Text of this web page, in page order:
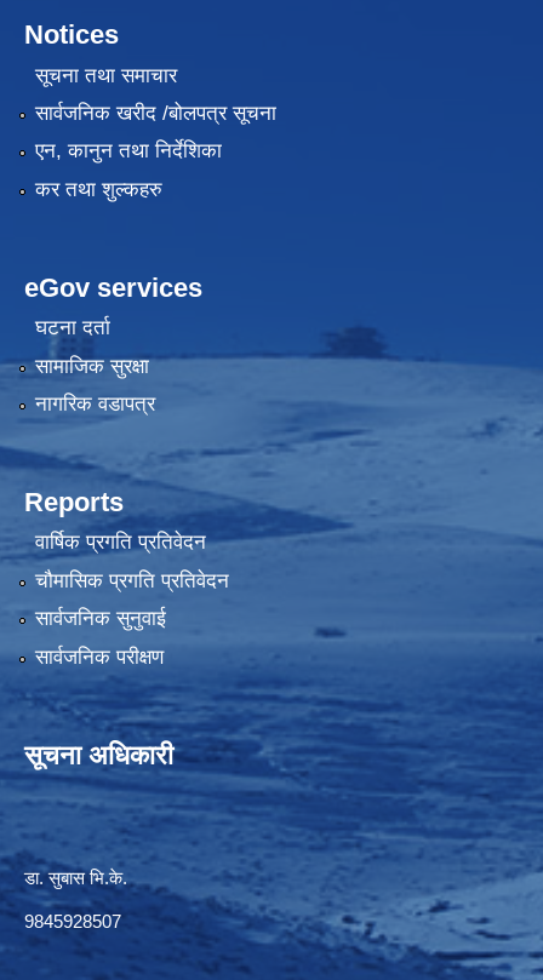
Notices
सूचना तथा समाचार
सार्वजनिक खरीद /बोलपत्र सूचना
एन, कानुन तथा निर्देशिका
कर तथा शुल्कहरु
eGov services
घटना दर्ता
सामाजिक सुरक्षा
नागरिक वडापत्र
Reports
वार्षिक प्रगति प्रतिवेदन
चौमासिक प्रगति प्रतिवेदन
सार्वजनिक सुनुवाई
सार्वजनिक परीक्षण
सूचना अधिकारी
डा. सुबास भि.के.
9845928507